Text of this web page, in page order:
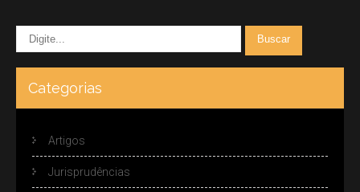
Categorias
Artigos
Jurisprudências